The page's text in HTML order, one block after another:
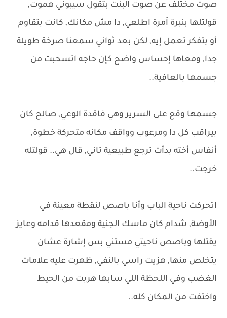
صوت مختلف عن صوت البنت بتقول سيبوني هموت,
قولتلها بنبرة اّمرة اطلعي, دا مش مكانك, كانت بتقاوم
أو بتفكر تعمل إيه, لكن بعد ثواني سمعنا صرخة طويلة
جدا, ومعاها إحساس واضح كإن حاجه اتسحبت من
جسمها بالعافية..
جسمها وقع على السرير وهي فاقدة الوعي, صالح كان
بيراقب كل دا ومرعوب وواقف مكانه متحركة خطوة,
أنفاس أخته بدأت ترجع طبيعية تاني, قال هي.. قولتله
خرجت..
اتحركت ناحية الباب وأنا باصص لنقطة معينة في
الأوضة, شدام كان ماسك الجنية ومقعدها قدامه وعايز
يقتلها وباصص ناحيتي مستني بس إشارة عشان
يتخلص منها, هزيت راسي بالنفي, ظهرت عليه علامات
الغضب وفي اللحظة اللي سابها هربت من الحيط
واختفت من المكان كله..